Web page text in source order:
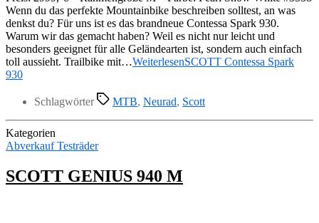
Wenn du das perfekte Mountainbike beschreiben solltest, an was
denkst du? Für uns ist es das brandneue Contessa Spark 930.
Warum wir das gemacht haben? Weil es nicht nur leicht und
besonders geeignet für alle Geländearten ist, sondern auch einfach
toll aussieht. Trailbike mit…WeiterlesenSCOTT Contessa Spark
930
Schlagwörter MTB, Neurad, Scott
Kategorien
Abverkauf Testräder
SCOTT GENIUS 940 M